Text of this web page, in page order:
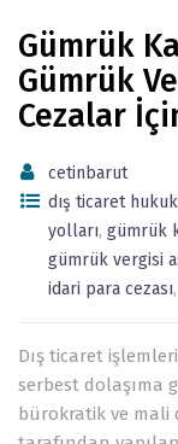
Gümrük
Gümrük
Cezalar
cetinbarut
dış ticaret
yolları, gümrük
gümrük vergisi
idari para cezası,
Dış ticaret
serbest dolaşıma
bürokratik ve mali